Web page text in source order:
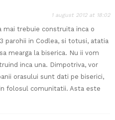
1 august 2012 at 18:02
mai trebuie construita inca o
parohii in Codlea, si totusi, atatia
mearga la biserica. Nu ii vom
inca una. Dimpotriva, vor
orasului sunt dati pe biserici,
folosul comunitatii. Asta este